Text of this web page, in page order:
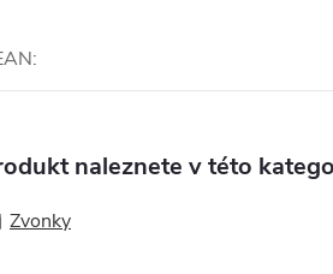
:
naleznete v této
Zvonky